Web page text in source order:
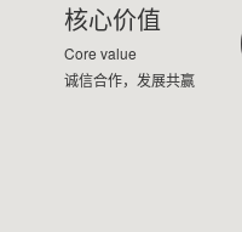
核心价值
Core value
诚信合作，发展共赢